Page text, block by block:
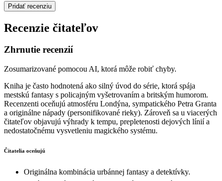
Pridať recenziu
Recenzie čitateľov
Zhrnutie recenzií
Zosumarizované pomocou AI, ktorá môže robiť chyby.
Kniha je často hodnotená ako silný úvod do série, ktorá spája
mestskú fantasy s policajným vyšetrovaním a britským humorom.
Recenzenti oceňujú atmosféru Londýna, sympatického Petra Granta
a originálne nápady (personifikované rieky). Zároveň sa u viacerých
čitateľov objavujú výhrady k tempu, prepletenosti dejových línií a
nedostatočnému vysvetleniu magického systému.
Čitatelia oceňujú
Originálna kombinácia urbánnej fantasy a detektívky.